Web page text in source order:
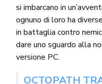
si imbarcano in
ognuno di loro ha
in battaglia contro
dare uno sguardo alla
versione PC.
OCTOPATH